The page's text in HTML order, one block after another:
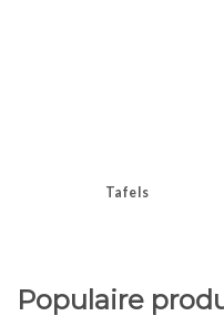
Tafels
Populaire